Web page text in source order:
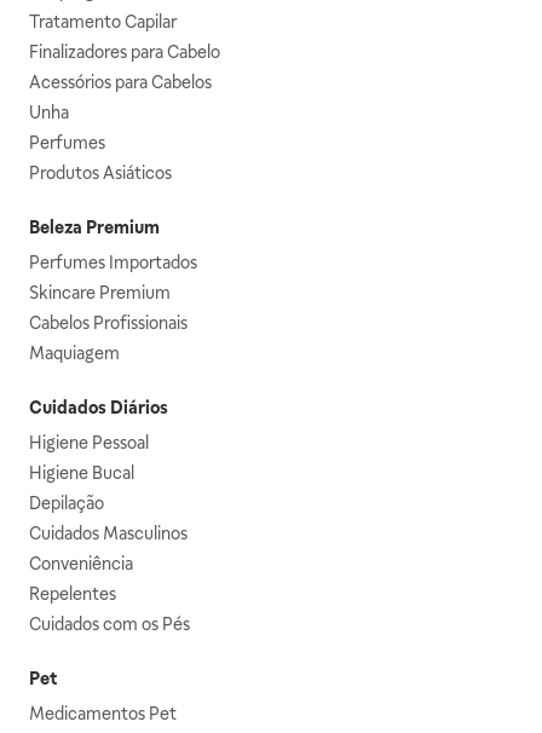
Tratamento Capilar
Finalizadores para Cabelo
Acessórios para Cabelos
Unha
Perfumes
Produtos Asiáticos
Beleza Premium
Perfumes Importados
Skincare Premium
Cabelos Profissionais
Maquiagem
Cuidados Diários
Higiene Pessoal
Higiene Bucal
Depilação
Cuidados Masculinos
Conveniência
Repelentes
Cuidados com os Pés
Pet
Medicamentos Pet